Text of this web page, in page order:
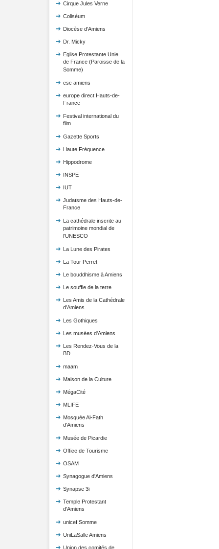
Cirque Jules Verne
Coliséum
Diocèse d'Amiens
Dr. Micky
Eglise Protestante Unie
de France (Paroisse de la
Somme)
esc amiens
europe direct Hauts-de-
France
Festival international du
film
Gazette Sports
Haute Fréquence
Hippodrome
INSPE
IUT
Judaïsme des Hauts-de-
France
La cathédrale inscrite au
patrimoine mondial de
l'UNESCO
La Lune des Pirates
La Tour Perret
Le bouddhisme à Amiens
Le souffle de la terre
Les Amis de la Cathédrale
d'Amiens
Les Gothiques
Les musées d'Amiens
Les Rendez-Vous de la
BD
maam
Maison de la Culture
MégaCité
MLIFE
Mosquée Al-Fath
d'Amiens
Musée de Picardie
Office de Tourisme
OSAM
Synagogue d'Amiens
Synapse 3i
Temple Protestant
d'Amiens
unicef Somme
UniLaSalle Amiens
Union des comités de